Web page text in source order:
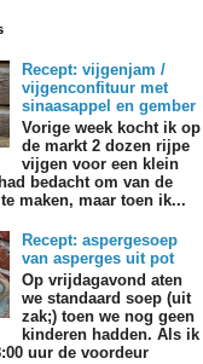
Recept: vijgenjam /
vijgenconfituur met
sinaasappel en gember
Vorige week kocht ik op
de markt 2 dozen rijpe
vijgen voor een klein
bedacht om van de
maken, maar toen ik...
Recept: aspergesoep
van asperges uit pot
Op vrijdagavond aten
we standaard soep (uit
zak;) toen we nog geen
kinderen hadden. Als ik
uur de voordeur